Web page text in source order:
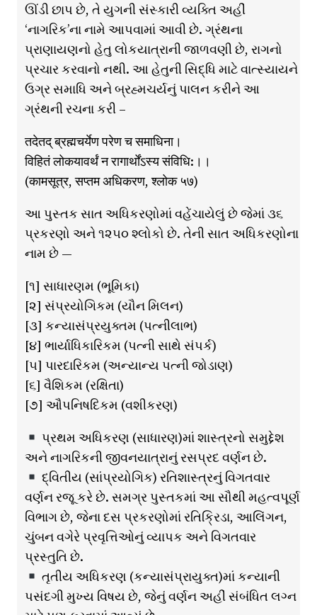
ઊંડી છાપ છે, તે યુગની સંસ્કારી વ્યક્તિ અહીં
‘નાગરિક’ના નામે આપવામાં આવી છે. ગ્રંથના
પ્રાણાયણનો હેતુ લોકયાત્રાની જાળવણી છે, રાગનો
પ્રચાર કરવાનો નથી. આ હેતુની સિદ્ધિ માટે વાત્સ્યાયને
ઉગ્ર સમાધિ અને બ્રહ્મચર્યનું પાલન કરીને આ
ગ્રંથની રચના કરી –
तदेतद् ब्रह्मचर्येण परेण च समाधिना।
विहितं लोकयावर्थं न रागार्थोंऽस्य संविधि:।।
(कामसूत्र, सप्तम अधिकरण, श्लोक ५७)
આ પુસ્તક સાત અધિકરણોમાં વહેંચાયેલું છે જેમાં ૩૬
પ્રકરણો અને ૧૨૫૦ શ્લોકો છે. તેની સાત અધિકરણોના
નામ છે —
[૧] સાધારણમ (ભૂમિકા)
[૨] સંપ્રયોગિકમ (યૌન મિલન)
[૩] કન્યાસંપ્રયુક્તમ (પત્નીલાભ)
[૪] ભાર્યાધિકારિકમ (પત્ની સાથે સંપર્ક)
[૫] પારદારિકમ (અન્યાન્ય પત્ની જોડાણ)
[૬] વૈશિકમ (રક્ષિતા)
[૭] ઔપનિષદિકમ (વશીકરણ)
પ્રથમ અધિકરણ (સાધારણ)માં શાસ્ત્રનો સમુદ્દેશ
અને નાગરિકની જીવનયાત્રાનું રસપ્રદ વર્ણન છે.
દ્વિતીય (સાંપ્રયોગિક) રતિશાસ્ત્રનું વિગતવાર
વર્ણન રજૂ કરે છે. સમગ્ર પુસ્તકમાં આ સૌથી મહત્વપૂર્ણ
વિભાગ છે, જેના દસ પ્રકરણોમાં રતિક્રિડા, આલિંગન,
ચુંબન વગેરે પ્રવૃત્તિઓનું વ્યાપક અને વિગતવાર
પ્રસ્તુતિ છે.
તૃતીય અધિકરણ (કન્યાસંપ્રાયુક્ત)માં કન્યાની
પસંદગી મુખ્ય વિષય છે, જેનું વર્ણન અહીં સંબંધિત લગ્ન